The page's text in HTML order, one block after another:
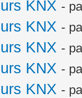
KNX -
KNX -
KNX -
KNX -
KNX -